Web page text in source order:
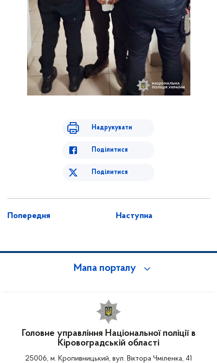
Надрукувати
Поділитися
Поділитися
Попередня Наступна
Мапа порталу
Головне управління Національної поліції в
Кіровоградській області
25006, м. Кропивницький, вул. Віктора Чміленка, 41